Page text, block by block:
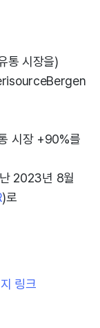
통 시장을)
시장 +90%를
2023년 8월
)로
링크